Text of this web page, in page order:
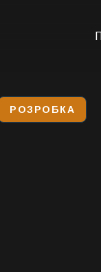
РОЗРОБКА